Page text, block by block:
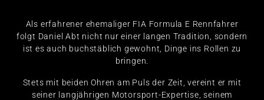
Als erfahrener ehemaliger FIA Formula E Rennfahrer
folgt Daniel Abt nicht nur einer langen Tradition, sondern
ist es auch buchstäblich gewohnt, Dinge ins Rollen zu
bringen.
Stets mit beiden Ohren am Puls der Zeit, vereint er mit
seiner langjährigen Motorsport-Expertise, seinem